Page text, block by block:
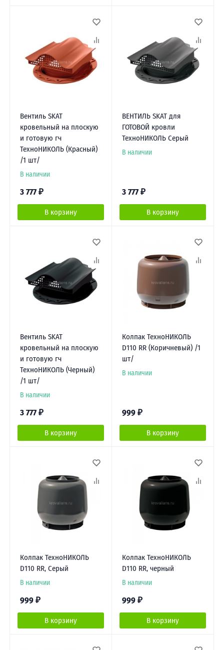
Вентиль SKAT
кровельный на плоскую
и готовую гч
ТехноНИКОЛЬ (Красный)
/1 шт/
В наличии
3 777 ₽
В корзину
ВЕНТИЛЬ SKAT для
ГОТОВОЙ кровли
ТехноНИКОЛЬ Серый
В наличии
3 777 ₽
В корзину
Вентиль SKAT
кровельный на плоскую
и готовую гч
ТехноНИКОЛЬ (Черный)
/1 шт/
В наличии
3 777 ₽
В корзину
Колпак ТехноНИКОЛЬ
D110 RR (Коричневый) /1
шт/
В наличии
999 ₽
В корзину
Колпак ТехноНИКОЛЬ
D110 RR, Серый
В наличии
999 ₽
В корзину
Колпак ТехноНИКОЛЬ
D110 RR, черный
В наличии
999 ₽
В корзину